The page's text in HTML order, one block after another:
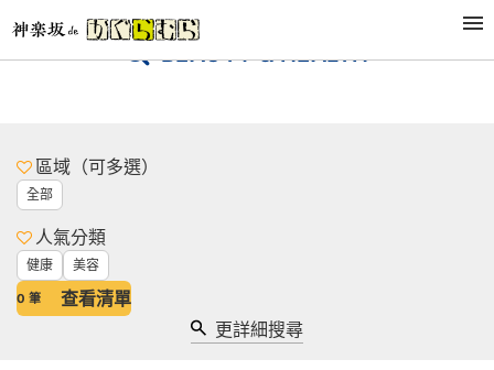
BEAUTY & HEALTH
區域（可多選）
全部
人氣分類
健康 美容
0 筆 查看清單
更詳細搜尋